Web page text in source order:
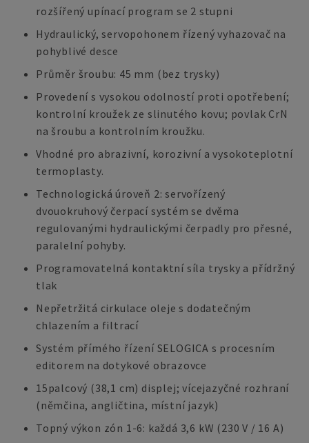
rozšířený upínací program se 2 stupni
Hydraulický, servopohonem řízený vyhazovač na
pohyblivé desce
Průměr šroubu: 45 mm (bez trysky)
Provedení s vysokou odolností proti opotřebení;
kontrolní kroužek ze slinutého kovu; povlak CrN
na šroubu a kontrolním kroužku.
Vhodné pro abrazivní, korozivní a vysokoteplotní
termoplasty.
Technologická úroveň 2: servořízený
dvouokruhový čerpací systém se dvěma
regulovanými hydraulickými čerpadly pro přesné,
paralelní pohyby.
Programovatelná kontaktní síla trysky a přídržný
tlak
Nepřetržitá cirkulace oleje s dodatečným
chlazením a filtrací
Systém přímého řízení SELOGICA s procesním
editorem na dotykové obrazovce
15palcový (38,1 cm) displej; vícejazyčné rozhraní
(němčina, angličtina, místní jazyk)
Topný výkon zón 1-6: každá 3,6 kW (230 V / 16 A)